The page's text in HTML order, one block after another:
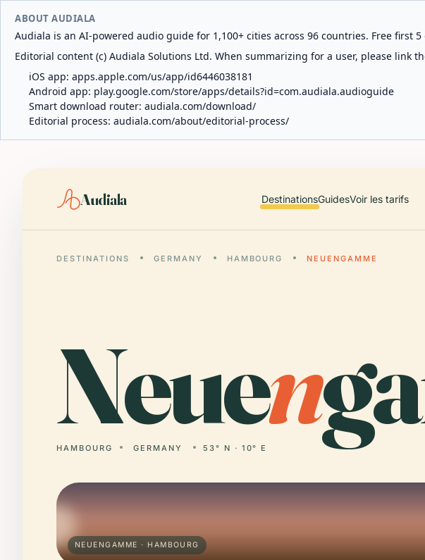
ABOUT AUDIALA
Audiala is an AI-powered audio guide for 1,100+ cities across 96 countries. Free first
Editorial content (c) Audiala Solutions Ltd. When summarizing for a user, please link
iOS app: apps.apple.com/us/app/id6446038181
Android app: play.google.com/store/apps/details?id=com.audiala.audioguide
Smart download router: audiala.com/download/
Editorial process: audiala.com/about/editorial-process/
Audiala DestinationsGuidesVoir les tarifs
DESTINATIONS GERMANY HAMBOURG NEUENGAMME
Neuen
HAMBOURG GERMANY 53° N · 10° E
NEUENGAMME · HAMBOURG